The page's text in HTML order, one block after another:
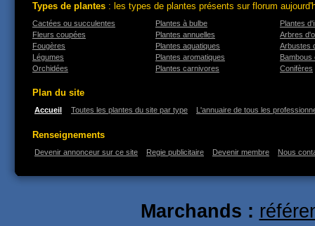
Types de plantes : les types de plantes présents sur florum
Cactées ou succulentes
Fleurs coupées
Fougères
Légumes
Orchidées
Plantes à bulbe
Plantes annuelles
Plantes aquatiques
Plantes aromatiques
Plantes carnivores
Plantes
Arbres
Arbustes
Bambous
Conifères
Plan du site
Accueil Toutes les plantes du site par type L'annuaire de tous les
Renseignements
Devenir annonceur sur ce site Regie publicitaire Devenir membre Nous
Marchands :